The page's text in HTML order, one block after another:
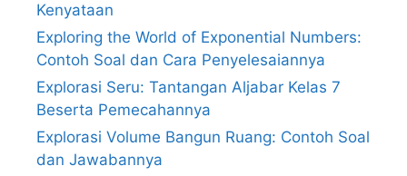
Kenyataan
Exploring the World of Exponential Numbers:
Contoh Soal dan Cara Penyelesaiannya
Explorasi Seru: Tantangan Aljabar Kelas 7
Beserta Pemecahannya
Explorasi Volume Bangun Ruang: Contoh Soal
dan Jawabannya